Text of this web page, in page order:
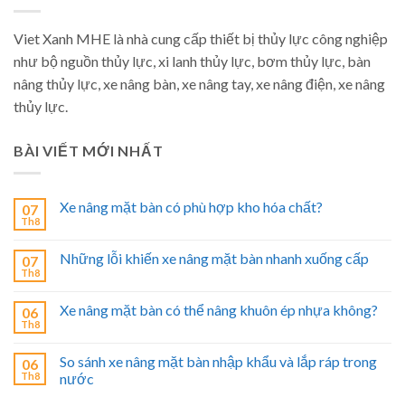
Viet Xanh MHE là nhà cung cấp thiết bị thủy lực công nghiệp
như bộ nguồn thủy lực, xi lanh thủy lực, bơm thủy lực, bàn
nâng thủy lực, xe nâng bàn, xe nâng tay, xe nâng điện, xe nâng
thủy lực.
BÀI VIẾT MỚI NHẤT
07
Th8
Xe nâng mặt bàn có phù hợp kho hóa chất?
07
Th8
Những lỗi khiến xe nâng mặt bàn nhanh xuống cấp
06
Th8
Xe nâng mặt bàn có thể nâng khuôn ép nhựa không?
06
Th8
So sánh xe nâng mặt bàn nhập khẩu và lắp ráp trong
nước